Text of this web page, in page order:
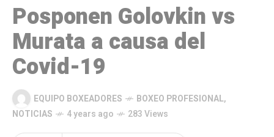
Posponen Golovkin vs
Murata a causa del
Covid-19
EQUIPO BOXEADORES BOXEO PROFESIONAL,
NOTICIAS
4 years ago 283 Views